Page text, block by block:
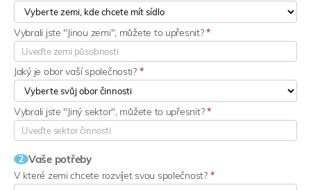
Jaký je obor vaší společnosti? *
Vybrali jste "Jinou zemi", můžete to upřesnit?*
Vybrali jste "Jiný sektor", můžete to upřesnit?*
2 Vaše potřeby
V které zemi chcete rozvíjet svou společnost? *